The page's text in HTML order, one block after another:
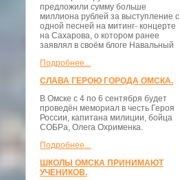
предложили сумму больше
миллиона рублей за выступление с
одной песней на митинг- концерте
на Сахарова, о котором ранее
заявлял в своём блоге Навальный
Подробнее...
СЛАВА ГЕРОЮ ГОРОДА ОМСКА.
В Омске с 4 по 6 сентября будет
проведён мемориал в честь Героя
России, капитана милиции, бойца
СОБРа, Олега Охрименка.
Подробнее...
ШКОЛЫ ОМСКА ПРИНИМАЮТ
УЧЕНИКОВ.